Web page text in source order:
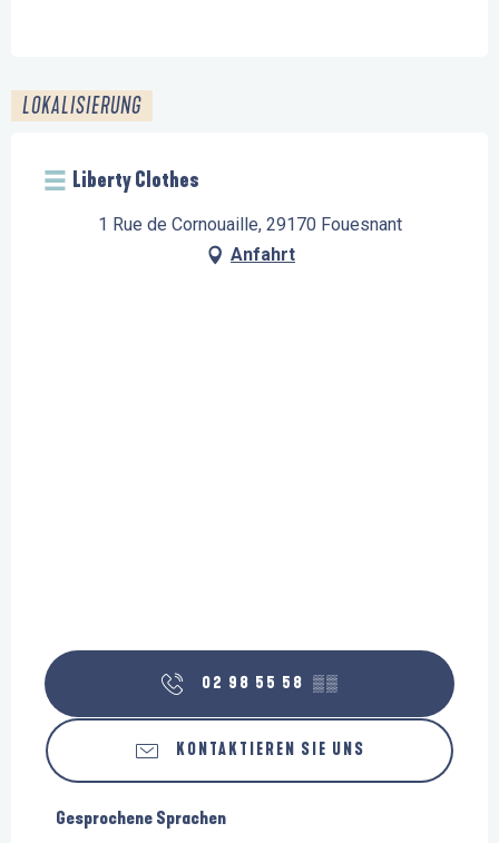
LOKALISIERUNG
Liberty Clothes
1 Rue de Cornouaille, 29170 Fouesnant
Anfahrt
02 98 55 58 ▒▒
KONTAKTIEREN SIE UNS
Gesprochene Sprachen
Gesprochene Sprachen